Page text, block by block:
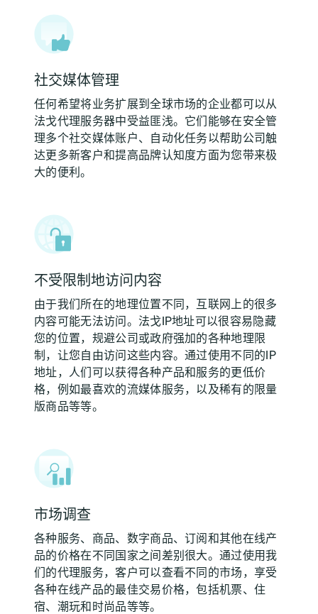
社交媒体管理
任何希望将业务扩展到全球市场的企业都可以从
法戈代理服务器中受益匪浅。它们能够在安全管
理多个社交媒体账户、自动化任务以帮助公司触
达更多新客户和提高品牌认知度方面为您带来极
大的便利。
不受限制地访问内容
由于我们所在的地理位置不同，互联网上的很多
内容可能无法访问。法戈IP地址可以很容易隐藏
您的位置，规避公司或政府强加的各种地理限
制，让您自由访问这些内容。通过使用不同的IP
地址，人们可以获得各种产品和服务的更低价
格，例如最喜欢的流媒体服务，以及稀有的限量
版商品等等。
市场调查
各种服务、商品、数字商品、订阅和其他在线产
品的价格在不同国家之间差别很大。通过使用我
们的代理服务，客户可以查看不同的市场，享受
各种在线产品的最佳交易价格，包括机票、住
宿、潮玩和时尚品等等。